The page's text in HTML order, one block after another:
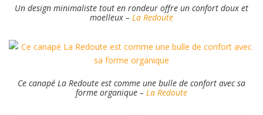
Un design minimaliste tout en rondeur offre un confort doux et
moelleux – La Redoute
Ce canapé La Redoute est comme une bulle de confort avec sa
forme organique – La Redoute